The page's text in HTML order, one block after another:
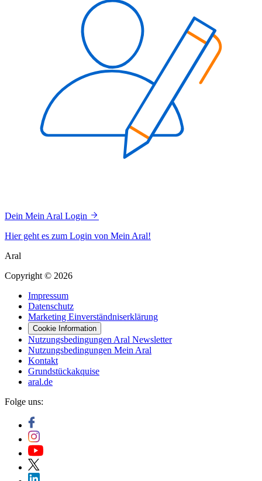
Dein Mein Aral Login
Hier geht es zum Login von Mein Aral!
Aral
Copyright © 2026
Impressum
Datenschutz
Marketing Einverständniserklärung
Cookie Information
Nutzungsbedingungen Aral Newsletter
Nutzungsbedingungen Mein Aral
Kontakt
Grundstückakquise
aral.de
Folge uns: